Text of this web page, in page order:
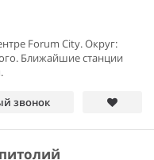
Forum City. Округ:
Ближайшие станции
звонок